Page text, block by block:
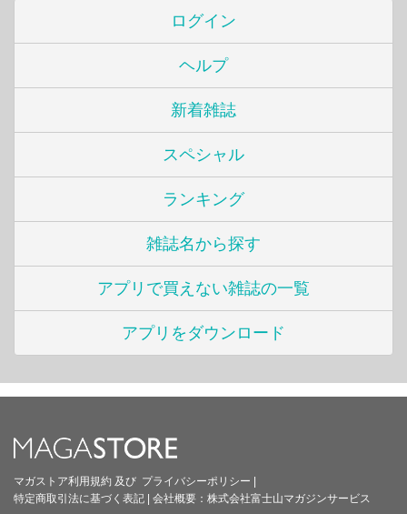
ログイン
ヘルプ
新着雑誌
スペシャル
ランキング
雑誌名から探す
アプリで買えない雑誌の一覧
アプリをダウンロード
マガストア利用規約 及び プライバシーポリシー |
特定商取引法に基づく表記 | 会社概要： 株式会社富士山マガジンサービス